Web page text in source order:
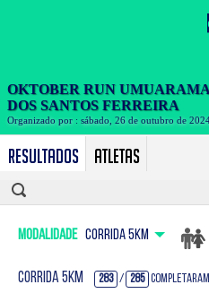
Resultados Atletas
Modalidade CORRIDA 5KM
CORRIDA 5KM 283 / 285 Completaram